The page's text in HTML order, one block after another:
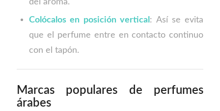
Colócalos en posición vertical : Así se evita
que el perfume entre en contacto continuo
con el tapón.
Marcas populares de perfumes
árabes